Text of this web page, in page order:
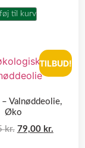
til kurv
TILBUD!
Valnøddeolie,
Øko
kr. 79,00 kr.